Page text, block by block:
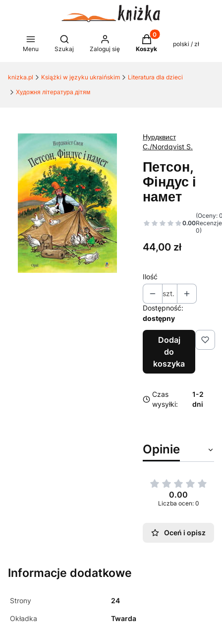
Menu
Otwórz wyszukiwarkę
Szukaj Zaloguj się
Produkty w koszyku:
Koszyk
polski / zł
knizka.pl Książki w języku ukraińskim
Literatura dla dzieci
Художня література дітям
Нурдквист
С./Nordqvist S.
Петсон,
Фіндус і
намет
0.00
(Oceny:
0)
Cena
44,00 zł
Ilość
szt.
Dostępność:
dostępny
Dodaj
do
koszyka
Czas
wysyłki:
1-2
dni
Opinie
0.00
Liczba ocen: 0
Oceń i opisz
Informacje dodatkowe
Strony 24
Okładka Twarda